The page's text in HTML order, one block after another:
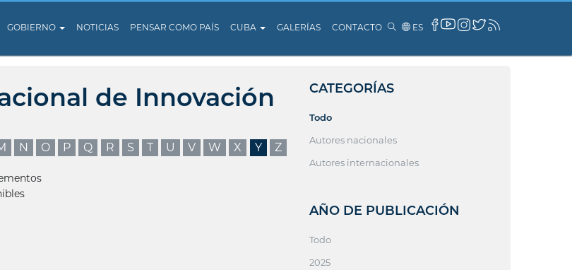
GOBIERNO NOTICIAS PENSAR COMO PAÍS CUBA GALERÍAS CONTACTO ES
de Innovación
N O P Q R S T U V W X Y Z
CATEGORÍAS
Todo
Autores nacionales
Autores internacionales
AÑO DE PUBLICACIÓN
Todo
2025